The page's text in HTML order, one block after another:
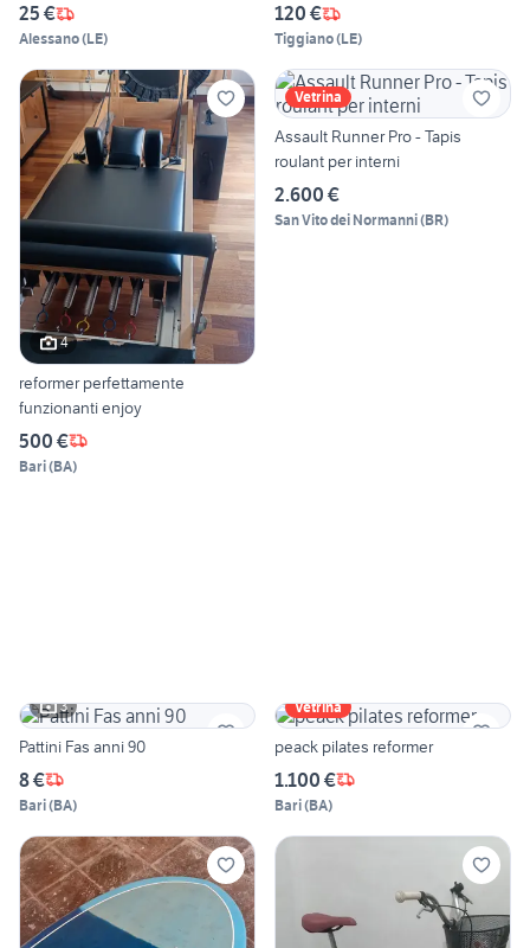
25 €
Alessano(LE)
120 €
Tiggiano(LE)
4
reformer perfettamente
funzionanti enjoy
500 €
Bari(BA)
Vetrina
Assault Runner Pro - Tapis
roulant per interni
2.600 €
San Vito dei Normanni(BR)
3
Pattini Fas anni 90
8 €
Bari(BA)
Vetrina
peack pilates reformer
1.100 €
Bari(BA)